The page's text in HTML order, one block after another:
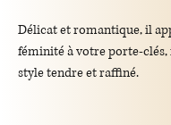
Délicat et romantique, il
féminité à votre porte-
style tendre et raffiné.